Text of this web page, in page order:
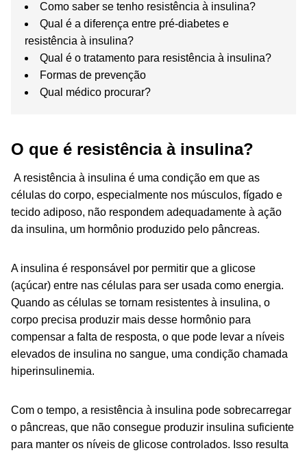
Como saber se tenho resistência à insulina?
Qual é a diferença entre pré-diabetes e
resistência à insulina?
Qual é o tratamento para resistência à insulina?
Formas de prevenção
Qual médico procurar?
O que é resistência à insulina?
A resistência à insulina é uma condição em que as
células do corpo, especialmente nos músculos, fígado e
tecido adiposo, não respondem adequadamente à ação
da insulina, um hormônio produzido pelo pâncreas.
A insulina é responsável por permitir que a glicose
(açúcar) entre nas células para ser usada como energia.
Quando as células se tornam resistentes à insulina, o
corpo precisa produzir mais desse hormônio para
compensar a falta de resposta, o que pode levar a níveis
elevados de insulina no sangue, uma condição chamada
hiperinsulinemia.
Com o tempo, a resistência à insulina pode sobrecarregar
o pâncreas, que não consegue produzir insulina suficiente
para manter os níveis de glicose controlados. Isso resulta